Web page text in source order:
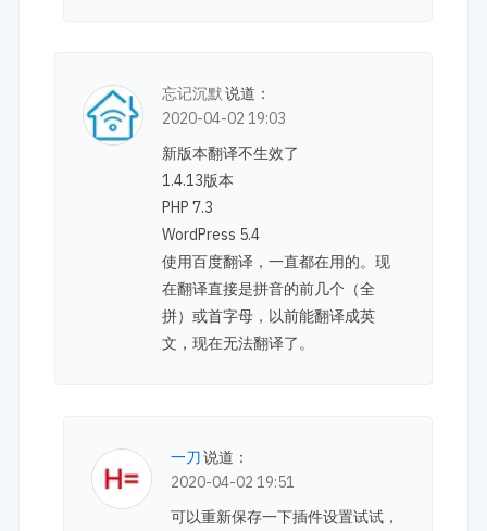
忘记沉默说道：
2020-04-02 19:03
新版本翻译不生效了
1.4.13版本
PHP 7.3
WordPress 5.4
使用百度翻译，一直都在用的。现
在翻译直接是拼音的前几个（全
拼）或首字母，以前能翻译成英
文，现在无法翻译了。
一刀说道：
2020-04-02 19:51
可以重新保存一下插件设置试试，